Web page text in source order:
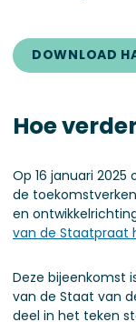
DOWNLOAD
Hoe
Op 16 januari
de
en
van de Staatpraat
Deze bijeenkomst
van de Staat van
deel in het teken